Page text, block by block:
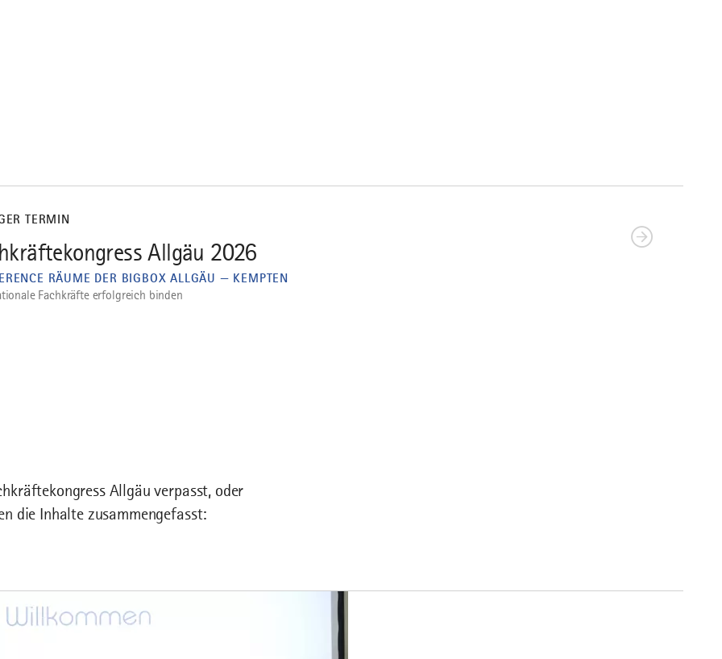
TERMIN
Allgäu 2026
RÄUME DER BIGBOX ALLGÄU — KEMPTEN
Fachkräfte erfolgreich binden
Allgäu verpasst, oder
die Inhalte zusammengefasst: